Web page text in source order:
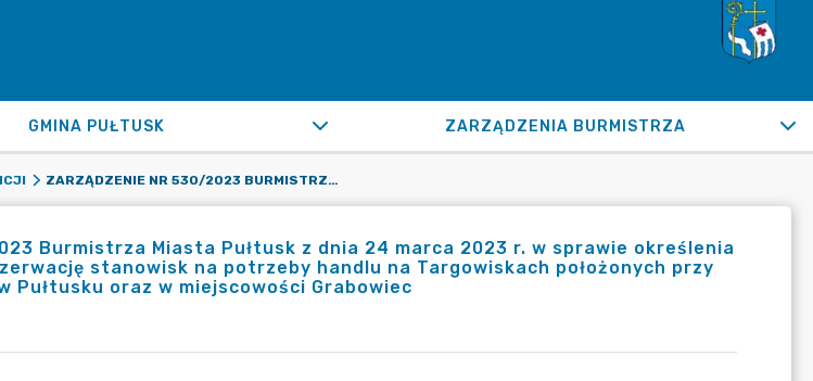
GMINA PUŁTUSK ZARZĄDZENIA BURMISTRZA
ZARZĄDZENIE NR 530/2023 BURMISTRZA MIASTA PUŁTUSK Z DNIA 24 MARCA 2023 R. W SPRAWIE OKREŚLENIA WYSOKOŚCI OPŁAT ZA REZERWACJĘ STANOWISK NA POTRZEBY HANDLU NA TARGOWISKACH POŁOŻONYCH PRZY UL. RYNEK I TRAUGUTTA W PUŁTUSKU ORAZ W MIEJSCOWOŚCI GRABOWIEC
Burmistrza Miasta Pułtusk z dnia 24 marca 2023 r. w sprawie określenia
stanowisk na potrzeby handlu na Targowiskach położonych przy
Pułtusku oraz w miejscowości Grabowiec